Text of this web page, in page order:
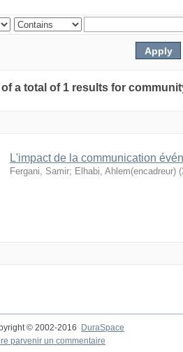
L'impact de la communication
Fergani, Samir; Elhabi, Ahlem(encadreur) (
© 2002-2016 DuraSpace
parvenir un commentaire